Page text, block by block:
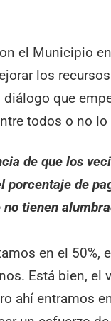
el Municipio
los
que
todos o no lo
de que los
de
tienen
en el 50%,
Está bien, el
ahí entramos